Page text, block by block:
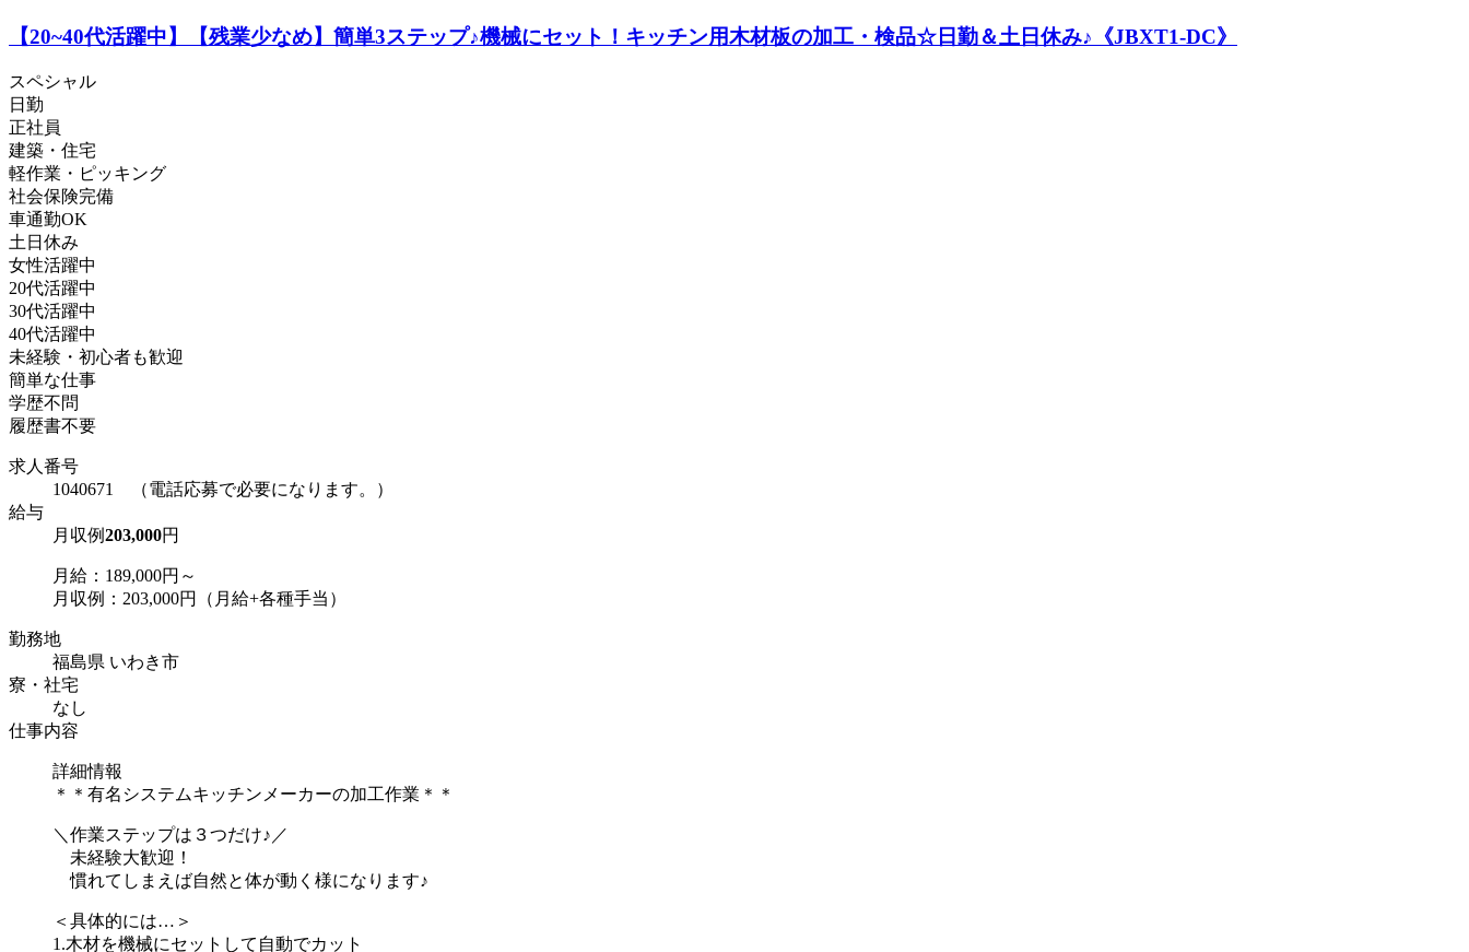
【20~40代活躍中】【残業少なめ】簡単3ステップ♪機械にセット！キッチン用木材板の加工・検品☆日勤＆土日休み♪《JBXT1-DC》
スペシャル
日勤
正社員
建築・住宅
軽作業・ピッキング
社会保険完備
車通勤OK
土日休み
女性活躍中
20代活躍中
30代活躍中
40代活躍中
未経験・初心者も歓迎
簡単な仕事
学歴不問
履歴書不要
求人番号
1040671 （電話応募で必要になります。）
給与
月収例203,000円
月給：189,000円～
月収例：203,000円（月給+各種手当）
勤務地
福島県 いわき市
寮・社宅
なし
仕事内容
詳細情報
＊＊有名システムキッチンメーカーの加工作業＊＊
＼作業ステップは３つだけ♪／
未経験大歓迎！
慣れてしまえば自然と体が動く様になります♪
＜具体的には…＞
1.木材を機械にセットして自動でカット